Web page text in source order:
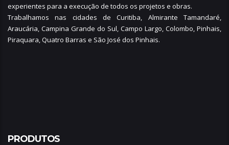
experientes para a execução de todos os projetos e obras.
Trabalhamos nas cidades de Curitiba, Almirante Tamandaré,
Araucária, Campina Grande do Sul, Campo Largo, Colombo, Pinhais,
Piraquara,Quatro Barras e São José dos Pinhais.
PRODUTOS